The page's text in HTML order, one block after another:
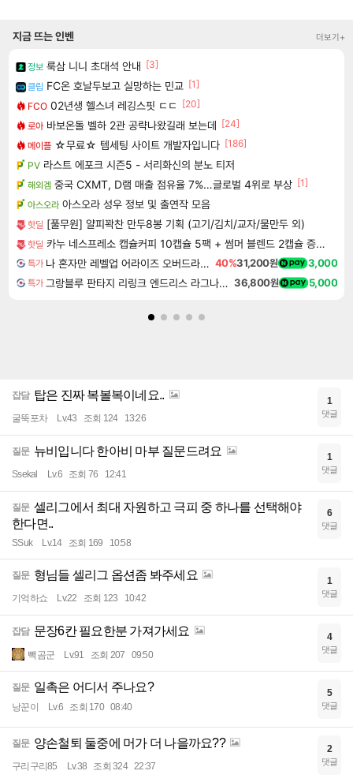
지금 뜨는 인벤 더보기+
정보 룩삼 니니 초대석 안내 [3]
클립 FC온 호날두보고 실망하는 민교 [1]
FCO 02년생 헬스녀 레깅스핏 ㄷㄷ
[20]
로아 바보온돌 벨하 2관 공략나왔길래 보는데 [24]
메이플 ☆무료☆ 템세팅 사이트 개발자입니다 [186]
PV 라스트 에포크 시즌5 - 서리화신의 분노 티저
해외겜 중국 CXMT, D램 매출 점유율 7%…글로벌 4위로 부상 [1]
아스오라 아스오라 성우 정보 및 출연작 모음
핫딜 [풀무원] 얄피꽉찬 만두8봉 기획 (고기/김치/교자/물만두 외)
핫딜 카누 네스프레소 캡슐커피 10캡슐 5팩 + 썸머 블렌드 2캡슐 증정 총52캡슐
특가 나 혼자만 레벨업 어라이즈 오버드라이브 디럭스 에디션 Solo Leveling Arise Overdrive Deluxe Edition 40%31,200원 3,000
특가 그랑블루 판타지 리링크 엔드리스 라그나로크 업그레이드 킷 Granblue Fantasy Relink Endless Ragnarok Upgrade Kit DLC 36,800원 5,000
잡담 탑은 진짜 복볼복이네요..
굴뚝포차 Lv.43 조회 124 13:26
1
댓글
질문 뉴비입니다 한아비 마부 질문드려요
Ssekal Lv.6 조회 76 12:41
1
댓글
질문 셀리그에서 최대 자원하고 극피 중 하나를 선택해야
한다면..
SSuk Lv.14 조회 169 10:58
6
댓글
질문 형님들 셀리그 옵션좀 봐주세요
기억하쇼 Lv.22 조회 123 10:42
1
댓글
잡담 문장6칸 필요한분 가져가세요
빽곰군 Lv.91 조회 207 09:50
4
댓글
질문 일촉은 어디서 주나요?
낭꾼이 Lv.6 조회 170 08:40
5
댓글
질문 양손철퇴 둘중에 머가 더 나을까요??
구리구리85 Lv.38 조회 324 22:37
2
댓글